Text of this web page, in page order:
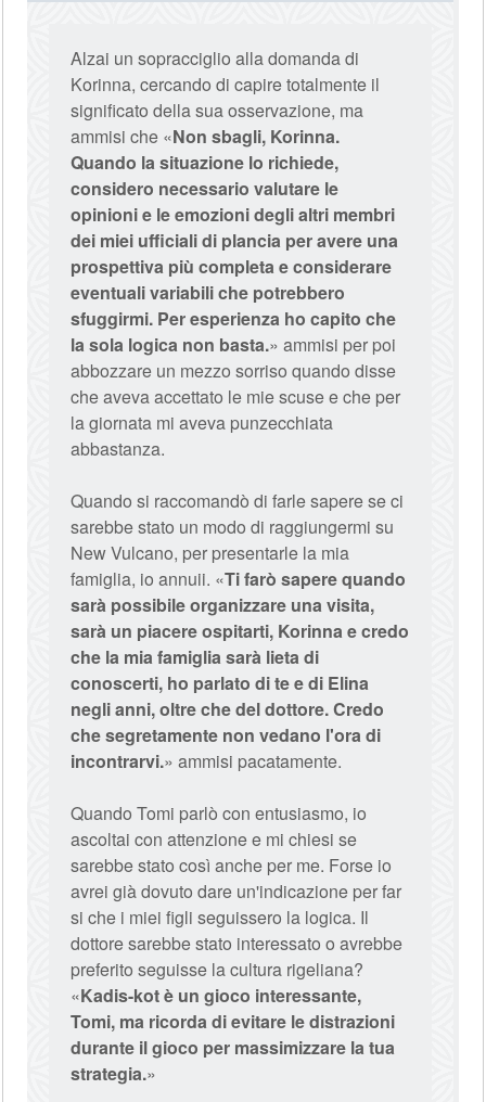
Alzai un sopracciglio alla domanda di
Korinna, cercando di capire totalmente il
significato della sua osservazione, ma
ammisi che «Non sbagli, Korinna.
Quando la situazione lo richiede,
considero necessario valutare le
opinioni e le emozioni degli altri membri
dei miei ufficiali di plancia per avere una
prospettiva più completa e considerare
eventuali variabili che potrebbero
sfuggirmi. Per esperienza ho capito che
la sola logica non basta.» ammisi per poi
abbozzare un mezzo sorriso quando disse
che aveva accettato le mie scuse e che per
la giornata mi aveva punzecchiata
abbastanza.
Quando si raccomandò di farle sapere se ci
sarebbe stato un modo di raggiungermi su
New Vulcano, per presentarle la mia
famiglia, io annuii. «Ti farò sapere quando
sarà possibile organizzare una visita,
sarà un piacere ospitarti, Korinna e credo
che la mia famiglia sarà lieta di
conoscerti, ho parlato di te e di Elina
negli anni, oltre che del dottore. Credo
che segretamente non vedano l'ora di
incontrarvi.» ammisi pacatamente.
Quando Tomi parlò con entusiasmo, io
ascoltai con attenzione e mi chiesi se
sarebbe stato così anche per me. Forse io
avrei già dovuto dare un'indicazione per far
si che i miei figli seguissero la logica. Il
dottore sarebbe stato interessato o avrebbe
preferito seguisse la cultura rigeliana?
«Kadis-kot è un gioco interessante,
Tomi, ma ricorda di evitare le distrazioni
durante il gioco per massimizzare la tua
strategia.»